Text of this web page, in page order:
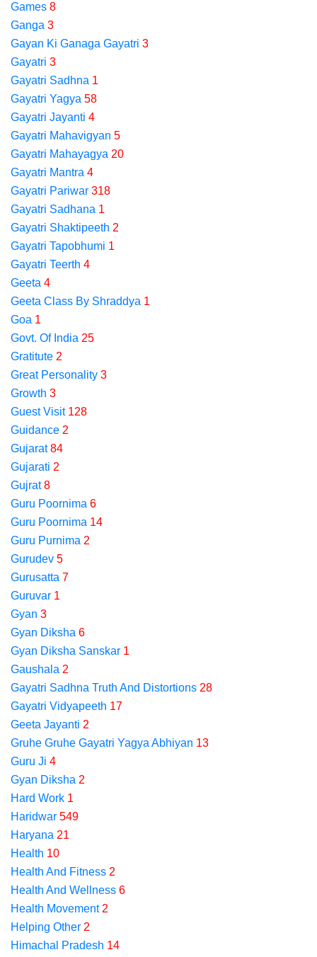
Games 8
Ganga 3
Gayan Ki Ganaga Gayatri 3
Gayatri 3
Gayatri Sadhna 1
Gayatri Yagya 58
Gayatri Jayanti 4
Gayatri Mahavigyan 5
Gayatri Mahayagya 20
Gayatri Mantra 4
Gayatri Pariwar 318
Gayatri Sadhana 1
Gayatri Shaktipeeth 2
Gayatri Tapobhumi 1
Gayatri Teerth 4
Geeta 4
Geeta Class By Shraddya 1
Goa 1
Govt. Of India 25
Gratitute 2
Great Personality 3
Growth 3
Guest Visit 128
Guidance 2
Gujarat 84
Gujarati 2
Gujrat 8
Guru Poornima 6
Guru Poornima 14
Guru Purnima 2
Gurudev 5
Gurusatta 7
Guruvar 1
Gyan 3
Gyan Diksha 6
Gyan Diksha Sanskar 1
Gaushala 2
Gayatri Sadhna Truth And Distortions 28
Gayatri Vidyapeeth 17
Geeta Jayanti 2
Gruhe Gruhe Gayatri Yagya Abhiyan 13
Guru Ji 4
Gyan Diksha 2
Hard Work 1
Haridwar 549
Haryana 21
Health 10
Health And Fitness 2
Health And Wellness 6
Health Movement 2
Helping Other 2
Himachal Pradesh 14